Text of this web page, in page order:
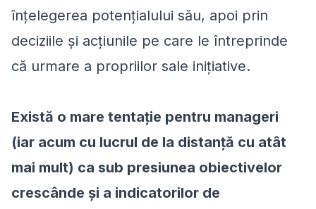
înțelegerea potențialului său, apoi prin
deciziile și acțiunile pe care le întreprinde
că urmare a propriilor sale inițiative.
Există o mare tentație pentru manageri
(iar acum cu lucrul de la distanță cu atât
mai mult) ca sub presiunea obiectivelor
crescânde și a indicatorilor de